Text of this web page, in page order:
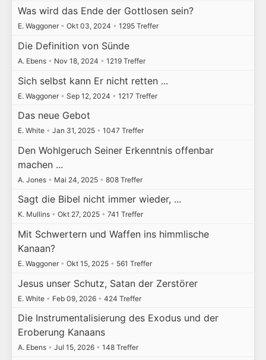
Was wird das Ende der Gottlosen sein?
E. Waggoner • Okt 03, 2024 • 1295 Treffer
Die Definition von Sünde
A. Ebens • Nov 18, 2024 • 1219 Treffer
Sich selbst kann Er nicht retten ...
E. Waggoner • Sep 12, 2024 • 1217 Treffer
Das neue Gebot
E. White • Jan 31, 2025 • 1047 Treffer
Den Wohlgeruch Seiner Erkenntnis offenbar
machen ...
A. Jones • Mai 24, 2025 • 808 Treffer
Sagt die Bibel nicht immer wieder, ...
K. Mullins • Okt 27, 2025 • 741 Treffer
Mit Schwertern und Waffen ins himmlische
Kanaan?
E. Waggoner • Okt 15, 2025 • 561 Treffer
Jesus unser Schutz, Satan der Zerstörer
E. White • Feb 09, 2026 • 424 Treffer
Die Instrumentalisierung des Exodus und der
Eroberung Kanaans
A. Ebens • Jul 15, 2026 • 148 Treffer